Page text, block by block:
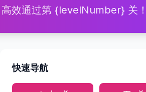
效通过第 {levelNumber} 关！
快速导航